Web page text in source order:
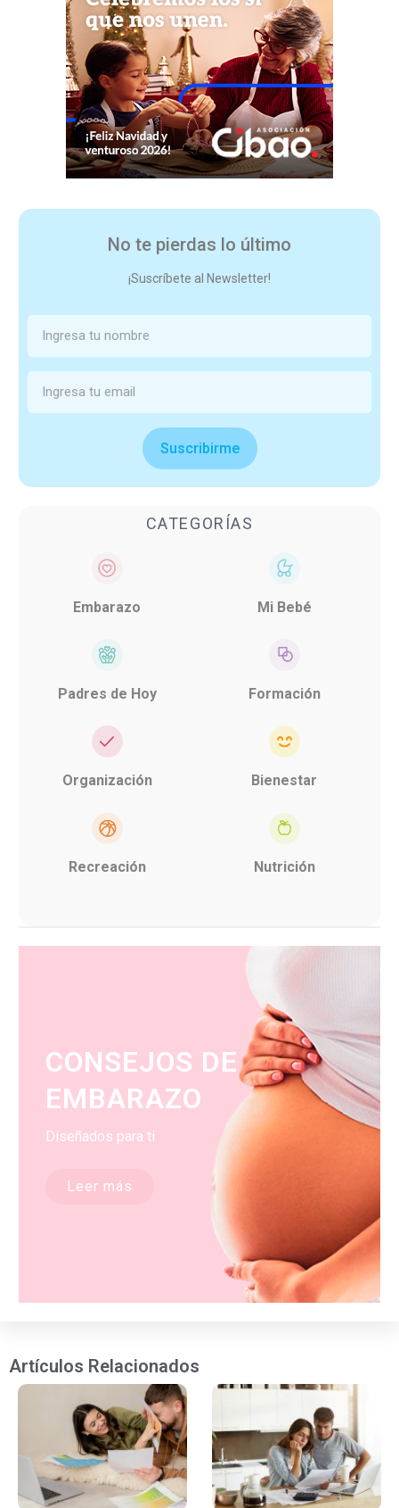
No te pierdas lo último
¡Suscríbete al Newsletter!
Suscribirme
CATEGORÍAS
Embarazo Mi Bebé
Padres de Hoy Formación
Organización Bienestar
Recreación Nutrición
CONSEJOS DE
EMBARAZO
Diseñados para ti
Leer más
Artículos Relacionados